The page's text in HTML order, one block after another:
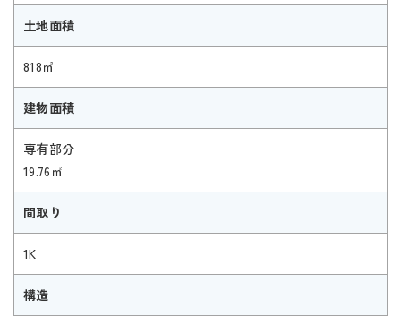
土地面積
818㎡
建物面積
専有部分
19.76㎡
間取り
1K
構造